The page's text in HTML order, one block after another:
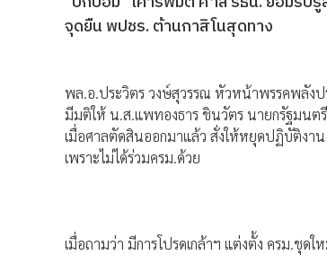
จุดยืน พปชร. ต้านกาสิโนสุดทาง
พล.อ.ประวิตร วงษ์สุวรรณ หัวหน้าพรรคพลังป
มีมติให้ น.ส.แพทองธาร ชินวัตร นายกรัฐมน
เมื่อศาลตัดสินออกมาแล้ว สั่งให้หยุดปฏิบัติงา
เพราะไม่ได้ร่วมครม.ด้วย
เมื่อถามว่า มีการโปรดเกล้าฯ แต่งตั้ง ครม.ชุด